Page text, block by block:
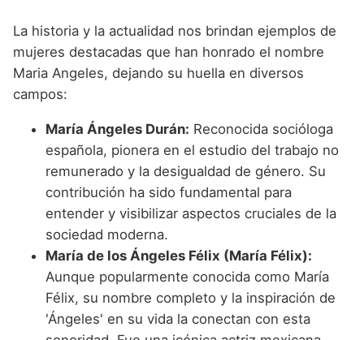
La historia y la actualidad nos brindan ejemplos de
mujeres destacadas que han honrado el nombre
Maria Angeles, dejando su huella en diversos
campos:
María Ángeles Durán: Reconocida socióloga
española, pionera en el estudio del trabajo no
remunerado y la desigualdad de género. Su
contribución ha sido fundamental para
entender y visibilizar aspectos cruciales de la
sociedad moderna.
María de los Ángeles Félix (María Félix):
Aunque popularmente conocida como María
Félix, su nombre completo y la inspiración de
'Ángeles' en su vida la conectan con esta